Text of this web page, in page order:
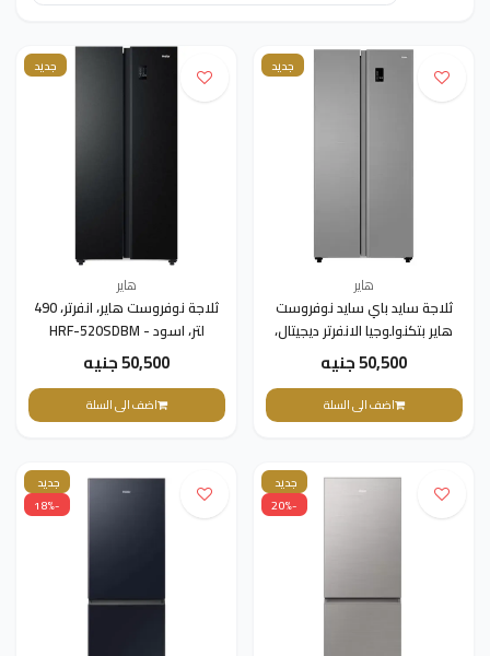
جديد
هاير
ثلاجة سايد باي سايد نوفروست
هاير بتكنولوجيا الانفرتر ديجيتال،
50,500 جنيه
اضف الى السلة
جديد
هاير
ثلاجة نوفروست هاير، انفرتر، 490
لتر، اسود - HRF-520SDBM
50,500 جنيه
اضف الى السلة
جديد
-20%
جديد
-18%